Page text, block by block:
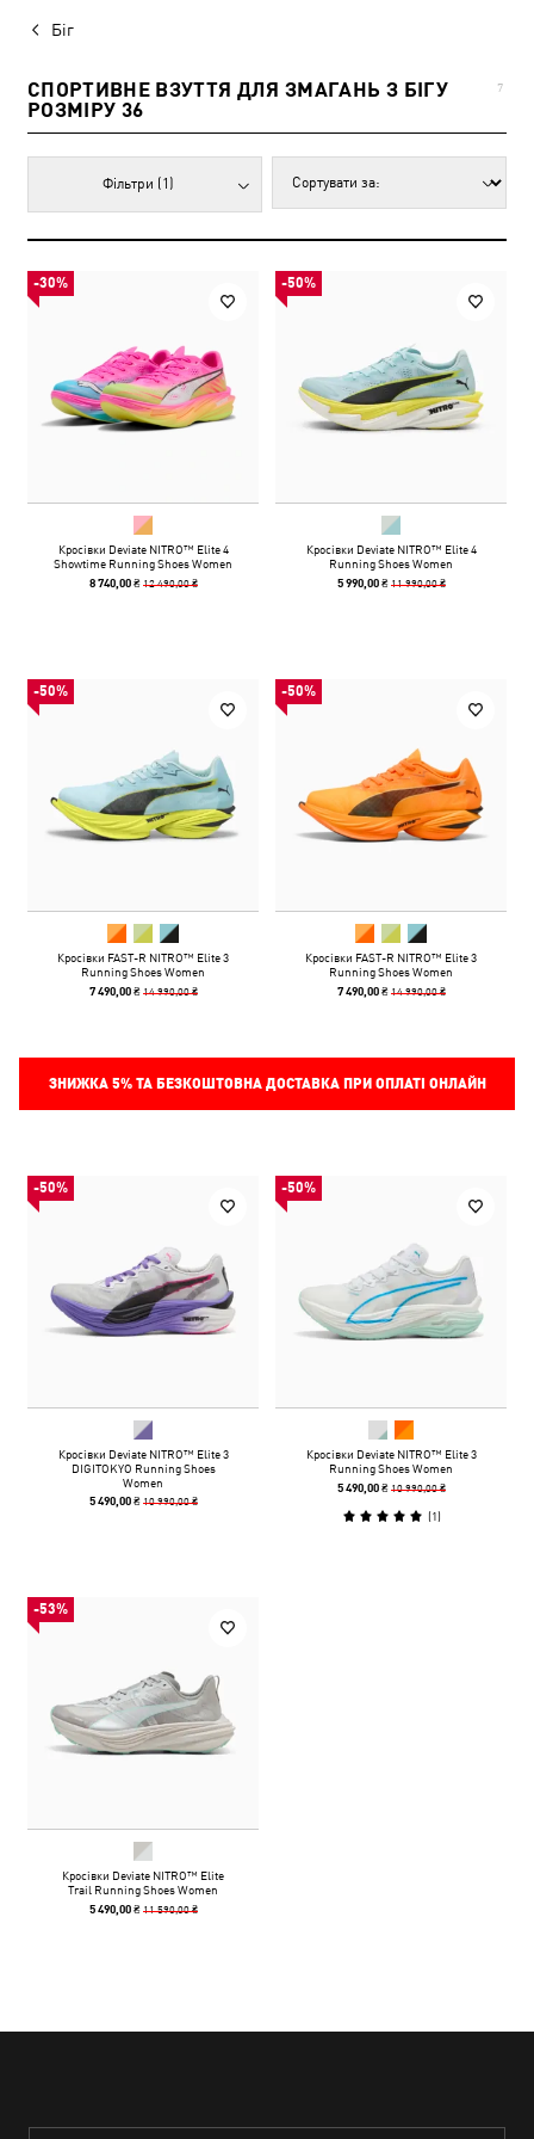
Біг
СПОРТИВНЕ ВЗУТТЯ ДЛЯ ЗМАГАНЬ З БІГУ
РОЗМІРУ 36
7
Фільтри (1)
-30%
Кросівки Deviate NITRO™ Elite 4
Showtime Running Shoes Women
8 740,00 ₴ 12 490,00 ₴
-50%
Кросівки Deviate NITRO™ Elite 4
Running Shoes Women
5 990,00 ₴ 11 990,00 ₴
-50%
Кросівки FAST-R NITRO™ Elite 3
Running Shoes Women
7 490,00 ₴ 14 990,00 ₴
-50%
Кросівки FAST-R NITRO™ Elite 3
Running Shoes Women
7 490,00 ₴ 14 990,00 ₴
ЗНИЖКА 5%ТА БЕЗКОШТОВНА ДОСТАВКА ПРИ ОПЛАТІ ОНЛАЙН
-50%
Кросівки Deviate NITRO™ Elite 3
DIGITOKYO Running Shoes
Women
5 490,00 ₴ 10 990,00 ₴
-50%
Кросівки Deviate NITRO™ Elite 3
Running Shoes Women
5 490,00 ₴ 10 990,00 ₴
(1)
-53%
Кросівки Deviate NITRO™ Elite
Trail Running Shoes Women
5 490,00 ₴ 11 590,00 ₴